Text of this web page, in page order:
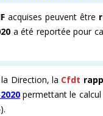
acquises peuvent être
a été reportée pour
Direction, la Cfdt
permettant le calcul